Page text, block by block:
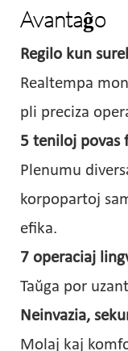
Avantaĝo
Regilo kun
Realtempa
pli preciza
5 teniloj povas
Plenumu
korpopartoj
efika.
7 operaciaj
Taŭga por
Neinvazia,
Molaj kaj